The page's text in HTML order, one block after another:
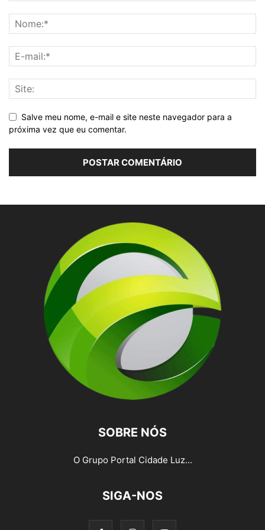
Salve meu nome, e-mail e site neste navegador para a
próxima vez que eu comentar.
SOBRE NÓS
O Grupo Portal Cidade Luz...
SIGA-NOS